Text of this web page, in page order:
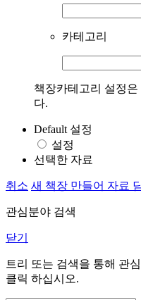
카테고리
책장카테고리 설정은
다.
Default 설정
설정
선택한 자료
취소 새 책장 만들어 자료
관심분야 검색
닫기
트리 또는 검색을 통해 관
클릭 하십시오.